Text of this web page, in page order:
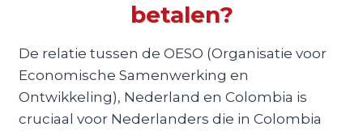
betalen?
De relatie tussen de OESO (Organisatie voor
Economische Samenwerking en
Ontwikkeling), Nederland en Colombia is
cruciaal voor Nederlanders die in Colombia